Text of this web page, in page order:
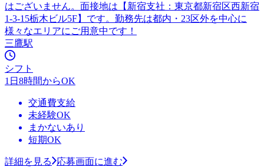
はございません。面接地は【新宿支社：東京都新宿区西新宿
1-3-15栃木ビル5F】です。勤務先は都内・23区外を中心に
様々なエリアにご用意中です！
三鷹駅
シフト
1日8時間からOK
交通費支給
未経験OK
まかないあり
短期OK
詳細を見る
応募画面に進む